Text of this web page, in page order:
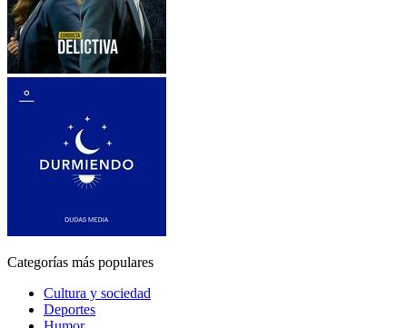
Categorías más populares
Cultura y sociedad
Deportes